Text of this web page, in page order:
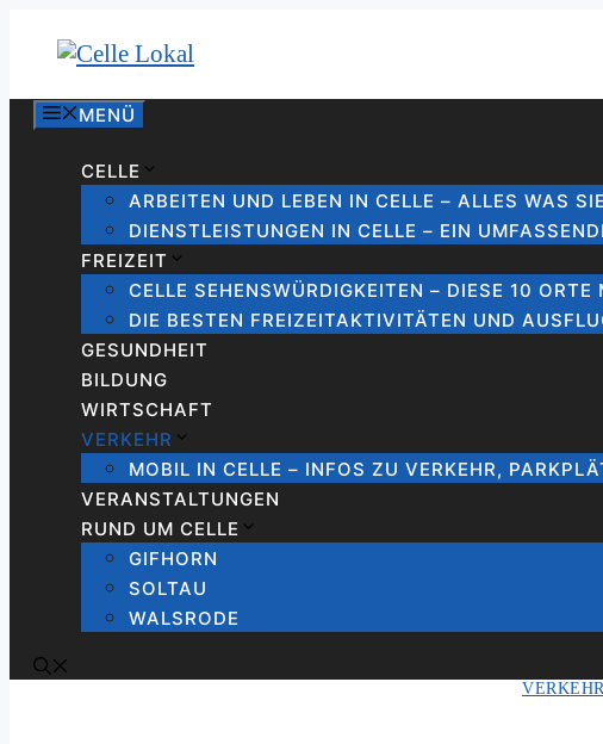
Inhalt
MENÜ
CELLE
ARBEITEN UND LEBEN IN CELLE – ALLES WAS
DIENSTLEISTUNGEN IN CELLE – EIN
FREIZEIT
CELLE SEHENSWÜRDIGKEITEN – DIESE 10
DIE BESTEN FREIZEITAKTIVITÄTEN UND
GESUNDHEIT
BILDUNG
WIRTSCHAFT
VERKEHR
MOBIL IN CELLE – INFOS ZU VERKEHR,
VERANSTALTUNGEN
RUND UM CELLE
GIFHORN
SOLTAU
WALSRODE